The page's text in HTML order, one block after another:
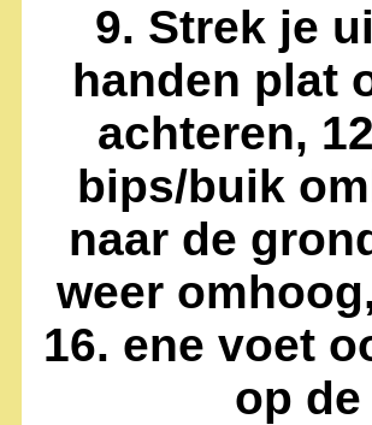
9. Strek je
handen plat
achteren,
bips/buik
naar de
weer
16. ene voet
op